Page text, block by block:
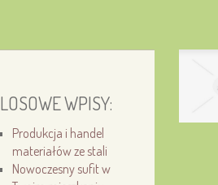
LOSOWE WPISY:
Produkcja i handel
materiałów ze stali
Nowoczesny sufit w